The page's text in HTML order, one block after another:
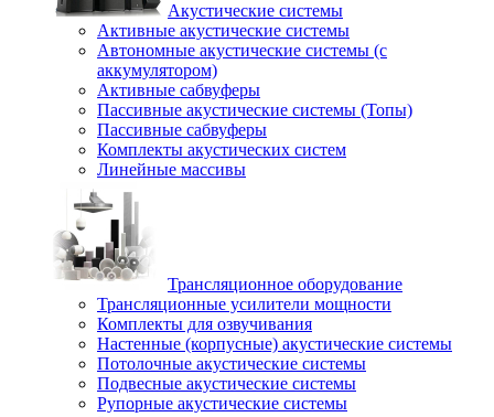
Акустические системы
Активные акустические системы
Автономные акустические системы (с
аккумулятором)
Активные сабвуферы
Пассивные акустические системы (Топы)
Пассивные сабвуферы
Комплекты акустических систем
Линейные массивы
Трансляционное оборудование
Трансляционные усилители мощности
Комплекты для озвучивания
Настенные (корпусные) акустические системы
Потолочные акустические системы
Подвесные акустические системы
Рупорные акустические системы